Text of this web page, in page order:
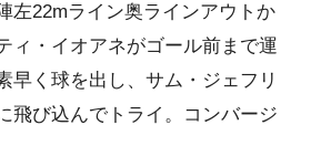
左22mライン奥ラインアウトか
ィ・イオアネがゴール前まで運
早く球を出し、サム・ジェフリ
飛び込んでトライ。コンバージ